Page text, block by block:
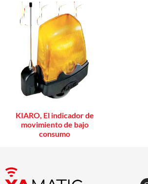
KIARO, El indicador de
movimiento de bajo
consumo